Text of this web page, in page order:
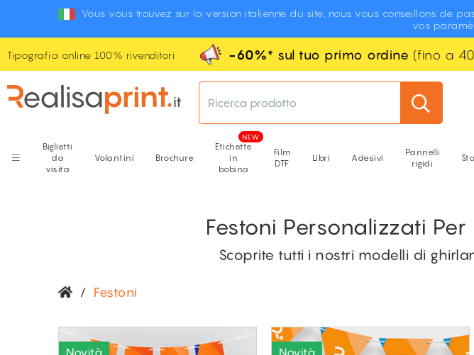
Vous vous trouvez sur la version italienne du site, nous vous conseillons de
vos
Tipografia online 100% rivenditori -60%* sul tuo primo ordine (fino a
Ricerca prodotto
Biglietti
da
visita
Volantini Brochure
Etichette
in
bobina
Film
DTF
Libri Adesivi
Pannelli
rigidi
Festoni Personalizzati
Scoprite tutti i nostri modelli di
/ Festoni